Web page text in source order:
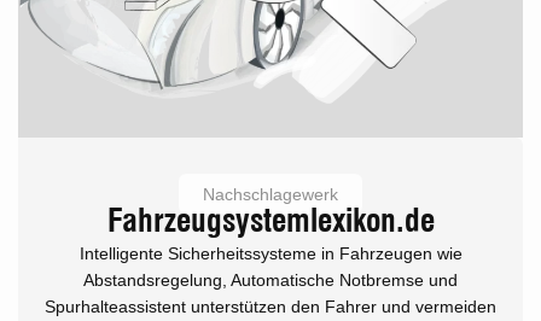
Nachschlagewerk
Fahrzeugsystemlexikon.de
Intelligente Sicherheitssysteme in Fahrzeugen wie
Abstandsregelung, Automatische Notbremse und
Spurhalteassistent unterstützen den Fahrer und vermeiden